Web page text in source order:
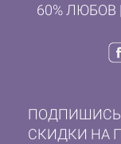
60% ЛЮБОВ
ПОДПИШИСЬ
СКИДКИ НА